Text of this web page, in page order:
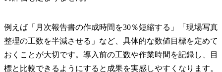
例えば「月次報告書の作成時間を30％短縮する」「現場写真
整理の工数を半減させる」など、具体的な数値目標を定めて
おくことが大切です。導入前の工数や作業時間を記録し、目
標と比較できるようにすると成果を実感しやすくなります。